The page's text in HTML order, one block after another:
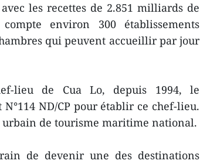
les recettes de 2.851 milliards de
environ 300 établissements
qui peuvent accueillir par jour
lieu de Cua Lo, depuis 1994, le
ND/CP pour établir ce chef-lieu.
urbain de tourisme maritime national.
de devenir une des destinations